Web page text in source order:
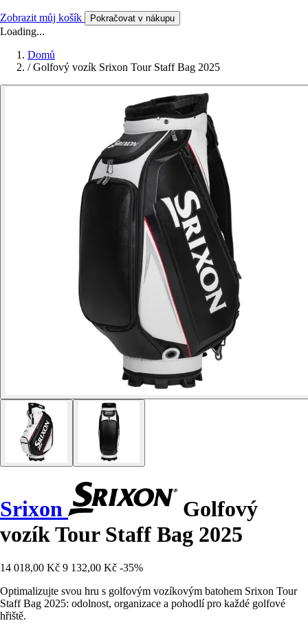
Zobrazit můj košík Pokračovat v nákupu
Loading...
Domů
/ Golfový vozík Srixon Tour Staff Bag 2025
Srixon
Golfový
vozík Tour Staff Bag 2025
14 018,00 Kč 9 132,00 Kč -35%
Optimalizujte svou hru s golfovým vozíkovým batohem Srixon Tour
Staff Bag 2025: odolnost, organizace a pohodlí pro každé golfové
hřiště.